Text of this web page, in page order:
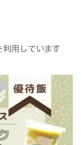
用しています